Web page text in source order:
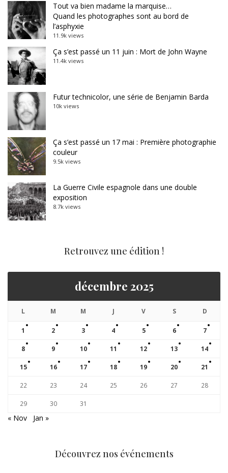
Tout va bien madame la marquise…
Quand les photographes sont au bord de
l’asphyxie
11.9k views
Ça s’est passé un 11 juin : Mort de John Wayne
11.4k views
Futur technicolor, une série de Benjamin Barda
10k views
Ça s’est passé un 17 mai : Première photographie
couleur
9.5k views
La Guerre Civile espagnole dans une double
exposition
8.7k views
Retrouvez une édition !
décembre 2025
L M M J V S D
1 2 3 4 5 6 7
8 9 10 11 12 13 14
15 16 17 18 19 20 21
22 23 24 25 26 27 28
29 30 31
« Nov Jan »
Découvrez nos événements